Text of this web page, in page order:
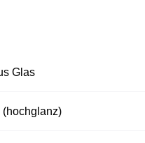
Glas